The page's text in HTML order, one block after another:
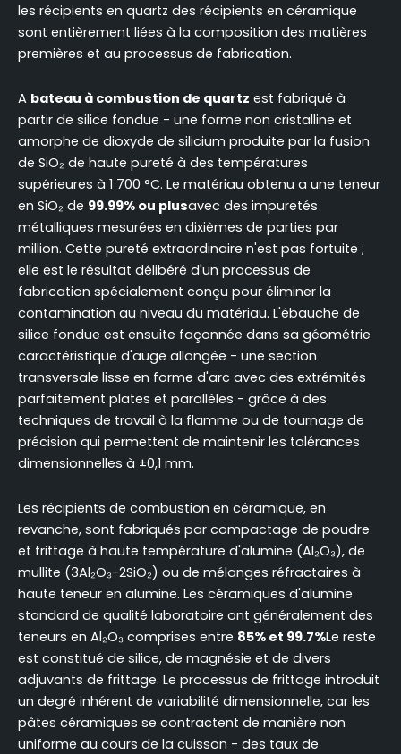
les récipients en quartz des récipients en céramique
sont entièrement liées à la composition des matières
premières et au processus de fabrication.
A bateau à combustion de quartz est fabriqué à
partir de silice fondue - une forme non cristalline et
amorphe de dioxyde de silicium produite par la fusion
de SiO₂ de haute pureté à des températures
supérieures à 1 700 °C. Le matériau obtenu a une teneur
en SiO₂ de 99.99% ou plusavec des impuretés
métalliques mesurées en dixièmes de parties par
million. Cette pureté extraordinaire n'est pas fortuite ;
elle est le résultat délibéré d'un processus de
fabrication spécialement conçu pour éliminer la
contamination au niveau du matériau. L'ébauche de
silice fondue est ensuite façonnée dans sa géométrie
caractéristique d'auge allongée - une section
transversale lisse en forme d'arc avec des extrémités
parfaitement plates et parallèles - grâce à des
techniques de travail à la flamme ou de tournage de
précision qui permettent de maintenir les tolérances
dimensionnelles à ±0,1 mm.
Les récipients de combustion en céramique, en
revanche, sont fabriqués par compactage de poudre
et frittage à haute température d'alumine (Al₂O₃), de
mullite (3Al₂O₃-2SiO₂) ou de mélanges réfractaires à
haute teneur en alumine. Les céramiques d'alumine
standard de qualité laboratoire ont généralement des
teneurs en Al₂O₃ comprises entre 85% et 99.7%Le reste
est constitué de silice, de magnésie et de divers
adjuvants de frittage. Le processus de frittage introduit
un degré inhérent de variabilité dimensionnelle, car les
pâtes céramiques se contractent de manière non
uniforme au cours de la cuisson - des taux de